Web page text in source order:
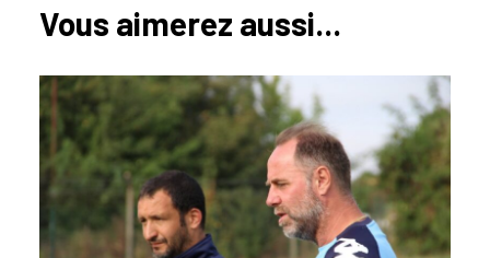
Vous aimerez aussi...